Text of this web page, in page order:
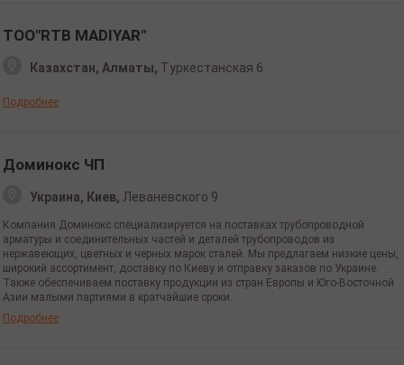
ТОО"RTB MADIYAR"
Казахстан, Алматы, Туркестанская 6
Подробнее
Доминокс ЧП
Украина, Киев, Леваневского 9
Компания Доминокс специализируется на поставках трубопроводной
арматуры и соединительных частей и деталей трубопроводов из
нержавеющих, цветных и черных марок сталей. Мы предлагаем низкие цены,
широкий ассортимент, доставку по Киеву и отправку заказов по Украине.
Также обеспечиваем поставку продукции из стран Европы и Юго-Восточной
Азии малыми партиями в кратчайшие сроки.
Подробнее